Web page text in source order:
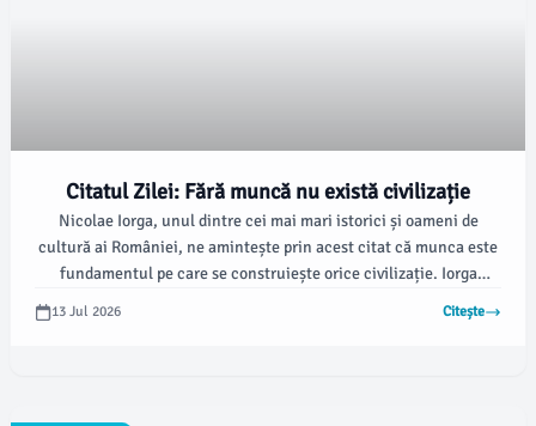
Citatul Zilei: Fără muncă nu există civilizație
Nicolae Iorga, unul dintre cei mai mari istorici și oameni de
cultură ai României, ne amintește prin acest citat că munca este
fundamentul pe care se construiește orice civilizație. Iorga
13 Jul 2026 Citește